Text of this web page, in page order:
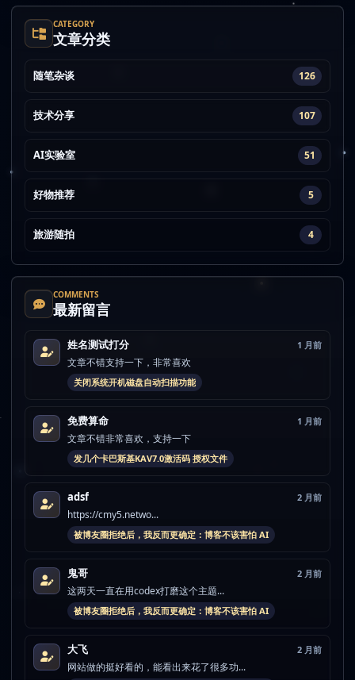
CATEGORY
文章分类
随笔杂谈 126
技术分享 107
AI实验室 51
好物推荐 5
旅游随拍 4
COMMENTS
最新留言
姓名测试打分 1 月前
文章不错支持一下，非常喜欢
关闭系统开机磁盘自动扫描功能
免费算命 1 月前
文章不错非常喜欢，支持一下
发几个卡巴斯基KAV7.0激活码 授权文件
adsf 2 月前
https://cmy5.netwo...
被博友圈拒绝后，我反而更确定：博客不该害怕 AI
鬼哥 2 月前
这两天一直在用codex打磨这个主题...
被博友圈拒绝后，我反而更确定：博客不该害怕 AI
大飞 2 月前
网站做的挺好看的，能看出来花了很多功...